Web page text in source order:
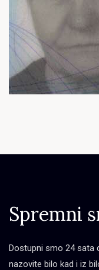
Spremni
Dostupni smo 24 sata
nazovite bilo kad i iz